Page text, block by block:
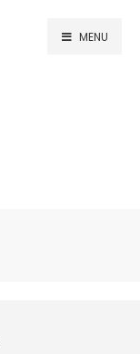
MENU